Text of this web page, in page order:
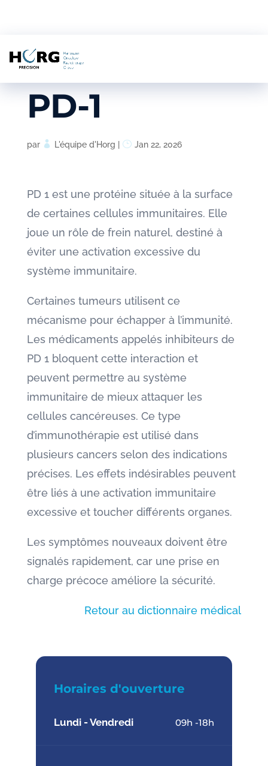
PD-1
par L'équipe d'Horg Jan 22, 2026
PD 1 est une protéine située à la surface
de certaines cellules immunitaires. Elle
joue un rôle de frein naturel, destiné à
éviter une activation excessive du
système immunitaire.
Certaines tumeurs utilisent ce
mécanisme pour échapper à l’immunité.
Les médicaments appelés inhibiteurs de
PD 1 bloquent cette interaction et
peuvent permettre au système
immunitaire de mieux attaquer les
cellules cancéreuses. Ce type
d’immunothérapie est utilisé dans
plusieurs cancers selon des indications
précises. Les effets indésirables peuvent
être liés à une activation immunitaire
excessive et toucher différents organes.
Les symptômes nouveaux doivent être
signalés rapidement, car une prise en
charge précoce améliore la sécurité.
Retour au dictionnaire médical
Horaires d'ouverture
Lundi - Vendredi 09h -18h